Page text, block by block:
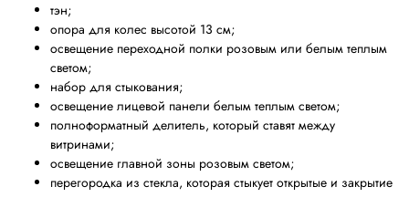
тэн;
опора для колес высотой 13 см;
освещение переходной полки розовым или белым теплым
светом;
набор для стыкования;
освещение лицевой панели белым теплым светом;
полноформатный делитель, который ставят между
витринами;
освещение главной зоны розовым светом;
перегородка из стекла, которая стыкует открытые и закрытие